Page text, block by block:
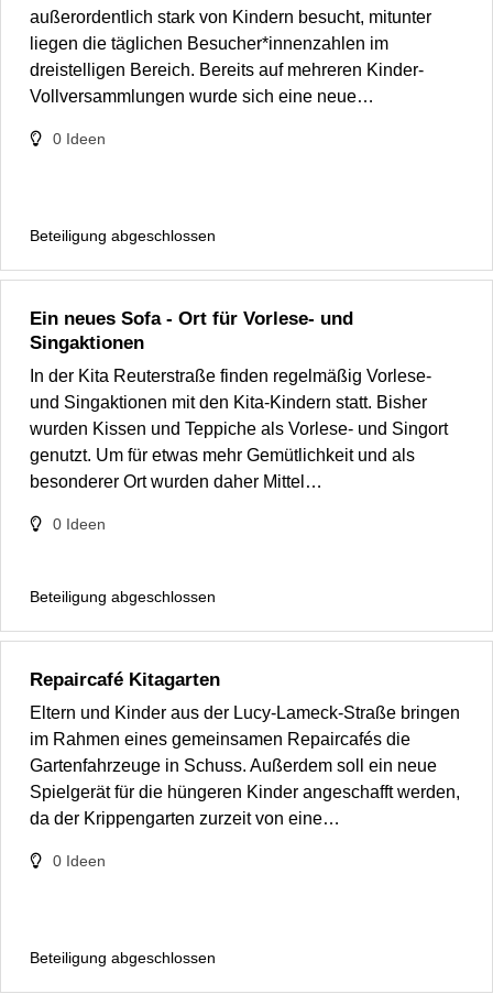
außerordentlich stark von Kindern besucht, mitunter
liegen die täglichen Besucher*innenzahlen im
dreistelligen Bereich. Bereits auf mehreren Kinder-
Vollversammlungen wurde sich eine neue…
0 Ideen
Beteiligung abgeschlossen
Ein neues Sofa - Ort für Vorlese- und
Singaktionen
In der Kita Reuterstraße finden regelmäßig Vorlese-
und Singaktionen mit den Kita-Kindern statt. Bisher
wurden Kissen und Teppiche als Vorlese- und Singort
genutzt. Um für etwas mehr Gemütlichkeit und als
besonderer Ort wurden daher Mittel…
0 Ideen
Beteiligung abgeschlossen
Repaircafé Kitagarten
Eltern und Kinder aus der Lucy-Lameck-Straße bringen
im Rahmen eines gemeinsamen Repaircafés die
Gartenfahrzeuge in Schuss. Außerdem soll ein neue
Spielgerät für die hüngeren Kinder angeschafft werden,
da der Krippengarten zurzeit von eine…
0 Ideen
Beteiligung abgeschlossen